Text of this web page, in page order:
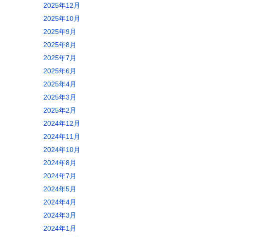
2025年12月
2025年10月
2025年9月
2025年8月
2025年7月
2025年6月
2025年4月
2025年3月
2025年2月
2024年12月
2024年11月
2024年10月
2024年8月
2024年7月
2024年5月
2024年4月
2024年3月
2024年1月